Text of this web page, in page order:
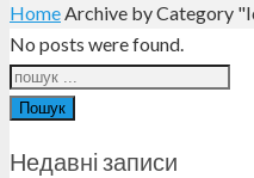
HomeArchive by Category
No posts were found.
Пошук
Недавні записи